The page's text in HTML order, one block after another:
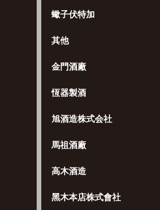
蠍子伏特加
其他
金門酒廠
恆器製酒
旭酒造株式会社
馬祖酒廠
高木酒造
黑木本店株式會社